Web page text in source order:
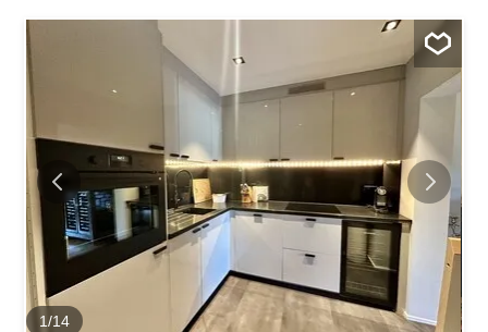
manger avec cheminée 1 cuisine ouverte 1 balcon de
30m2 Pour compléter : 1 garage box avec accès direct à
l'immeuble 1 place de parc extérieure privée 1 cave
Vendable en résidence secondaire ou principale
1/14